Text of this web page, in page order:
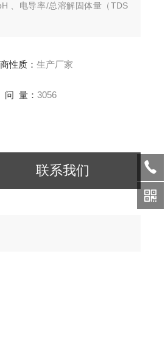
、电导率/总溶解固体量（TDS
性质：生产厂家
问 量：3056
联系我们